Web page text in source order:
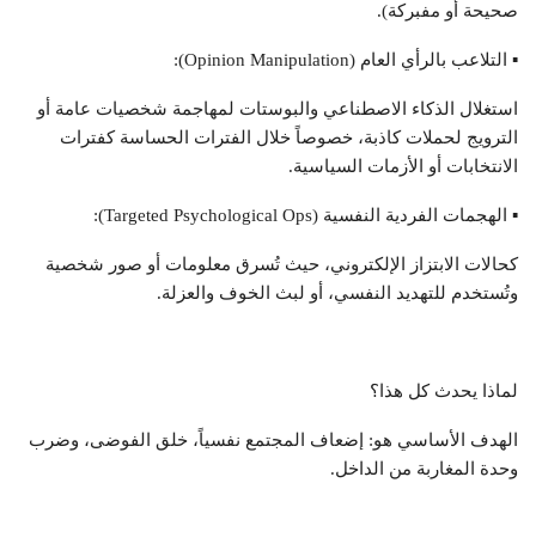
صحيحة أو مفبركة).
▪ التلاعب بالرأي العام (Opinion Manipulation):
استغلال الذكاء الاصطناعي والبوستات لمهاجمة شخصيات عامة أو
الترويج لحملات كاذبة، خصوصاً خلال الفترات الحساسة كفترات
الانتخابات أو الأزمات السياسية.
▪ الهجمات الفردية النفسية (Targeted Psychological Ops):
كحالات الابتزاز الإلكتروني، حيث تُسرق معلومات أو صور شخصية
وتُستخدم للتهديد النفسي، أو لبث الخوف والعزلة.
لماذا يحدث كل هذا؟
الهدف الأساسي هو: إضعاف المجتمع نفسياً، خلق الفوضى، وضرب
وحدة المغاربة من الداخل.